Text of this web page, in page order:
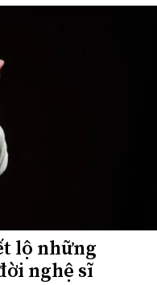
lộ những
nghệ sĩ